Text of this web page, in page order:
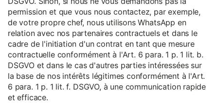
permission et que vous nous contactez, par exemple,
de votre propre chef, nous utilisons WhatsApp en
relation avec nos partenaires contractuels et dans le
cadre de l'initiation d'un contrat en tant que mesure
contractuelle conformément à l'Art. 6 para. 1 p. 1 lit. b.
DSGVO et dans le cas d'autres parties intéressées sur
la base de nos intérêts légitimes conformément à l'Art.
6 para. 1 p. 1 lit. f. DSGVO, à une communication rapide
et efficace.